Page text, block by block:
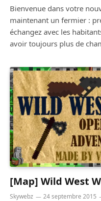
Bienvenue dans votre
maintenant un fermier :
échangez avec les
avoir toujours plus de
[Map] Wild West
Skywebz 24 septembre 2015